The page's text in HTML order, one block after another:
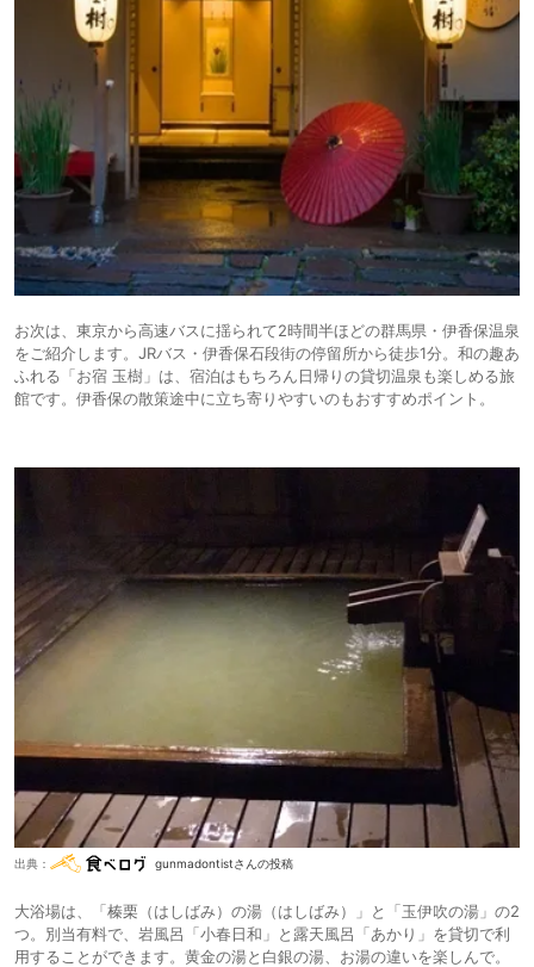
お次は、東京から高速バスに揺られて2時間半ほどの群馬県・伊香保温泉
をご紹介します。JRバス・伊香保石段街の停留所から徒歩1分。和の趣あ
ふれる「お宿 玉樹」は、宿泊はもちろん日帰りの貸切温泉も楽しめる旅
館です。伊香保の散策途中に立ち寄りやすいのもおすすめポイント。
出典： gunmadontistさんの投稿
大浴場は、「榛栗（はしばみ）の湯（はしばみ）」と「玉伊吹の湯」の2
つ。別当有料で、岩風呂「小春日和」と露天風呂「あかり」を貸切で利
用することができます。黄金の湯と白銀の湯、お湯の違いを楽しんで。